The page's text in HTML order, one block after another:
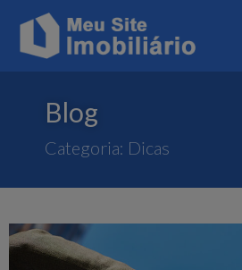
Blog
Categoria: Dicas